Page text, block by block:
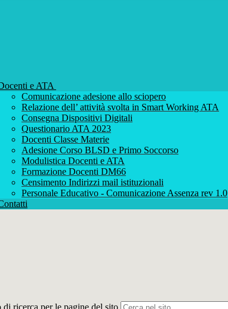
e ATA
Comunicazione adesione allo sciopero
Relazione dell’ attività svolta in Smart Working ATA
Consegna Dispositivi Digitali
Questionario ATA 2023
Docenti Classe Materie
Adesione Corso BLSD e Primo Soccorso
Modulistica Docenti e ATA
Formazione Docenti DM66
Censimento Indirizzi mail istituzionali
Personale Educativo - Comunicazione Assenza rev 1.0